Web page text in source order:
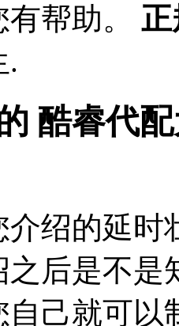
帮助。 正
.
酷睿代
介绍的延
之后是不是
自己就可